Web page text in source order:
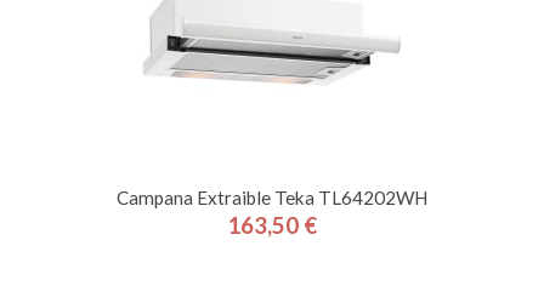
Campana Extraible Teka TL64202WH
Precio
163,50 €